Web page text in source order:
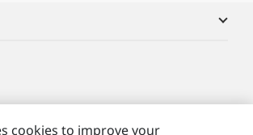
cookies to improve your